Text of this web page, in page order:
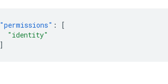
"permissions" :
[
"identity"
]